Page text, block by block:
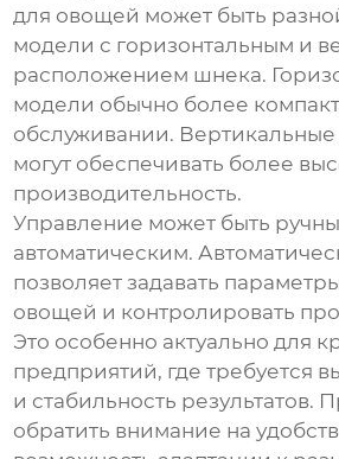
для овощей может быть
модели с горизонтальным и
расположением шнека.
модели обычно более
обслуживании.
могут обеспечивать более
производительность.
Управление может быть
автоматическим.
позволяет задавать
овощей и контролировать
Это особенно актуально для
предприятий, где требуется
и стабильность результатов.
обратить внимание на